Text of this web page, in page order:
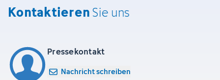
KontaktierenSie uns
Pressekontakt
Nachricht schreiben